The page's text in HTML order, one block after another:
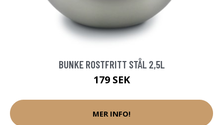
BUNKE ROSTFRITT STÅL 2,5L
179 SEK
MER INFO!